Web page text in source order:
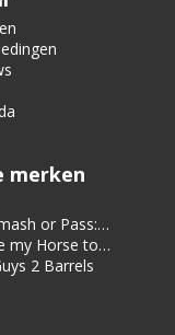
merken
or Pass:
my Horse to
2 Barrels